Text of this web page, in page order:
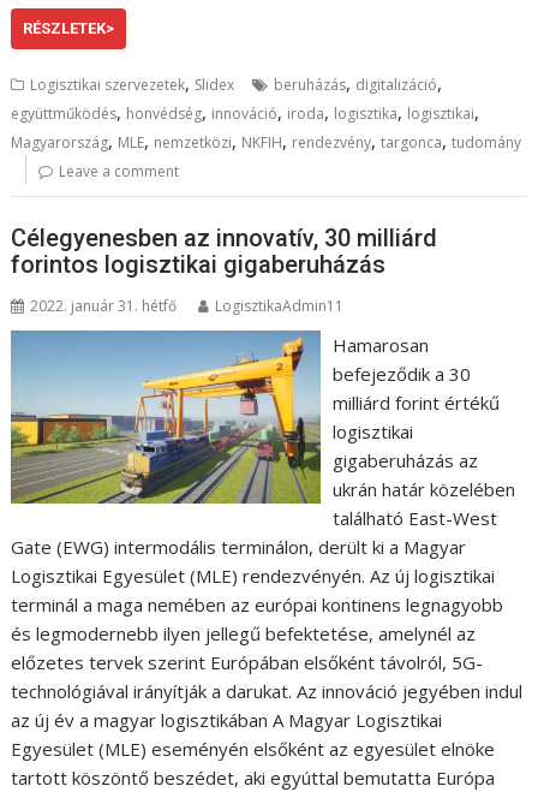
RÉSZLETEK>
Logisztikai szervezetek, Slidex beruházás, digitalizáció,
együttműködés, honvédség, innováció, iroda, logisztika, logisztikai,
Magyarország, MLE, nemzetközi, NKFIH, rendezvény,targonca,tudomány
Leave a comment
Célegyenesben az innovatív, 30 milliárd
forintos logisztikai gigaberuházás
2022. január 31. hétfő LogisztikaAdmin11
Hamarosan
befejeződik a 30
milliárd forint értékű
logisztikai
gigaberuházás az
ukrán határ közelében
található East-West
Gate (EWG) intermodális terminálon, derült ki a Magyar
Logisztikai Egyesület (MLE) rendezvényén. Az új logisztikai
terminál a maga nemében az európai kontinens legnagyobb
és legmodernebb ilyen jellegű befektetése, amelynél az
előzetes tervek szerint Európában elsőként távolról, 5G-
technológiával irányítják a darukat. Az innováció jegyében indul
az új év a magyar logisztikában A Magyar Logisztikai
Egyesület (MLE) eseményén elsőként az egyesület elnöke
tartott köszöntő beszédet, aki egyúttal bemutatta Európa